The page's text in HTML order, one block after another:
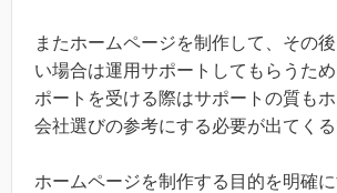
またホームページを制作して、その
い場合は運用サポートしてもらうた
ポートを受ける際はサポートの質も
会社選びの参考にする必要が出てくる
ホームページを制作する目的を明確